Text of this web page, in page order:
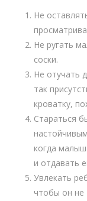
Не
Не ругать
соски.
Не отучать
так
кроватку,
Стараться
когда
и отдавать
Увлекать
чтобы он не